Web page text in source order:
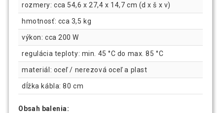
rozmery: cca 54,6 x 27,4 x 14,7 cm (d x š x v)
hmotnosť: cca 3,5 kg
výkon: cca 200 W
regulácia teploty: min. 45 °C do max. 85 °C
materiál: oceľ / nerezová oceľ a plast
dĺžka kábla: 80 cm
Obsah balenia: